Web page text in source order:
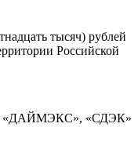
тысяч) рублей
Российской
«ДАЙМЭКС», «СДЭК»